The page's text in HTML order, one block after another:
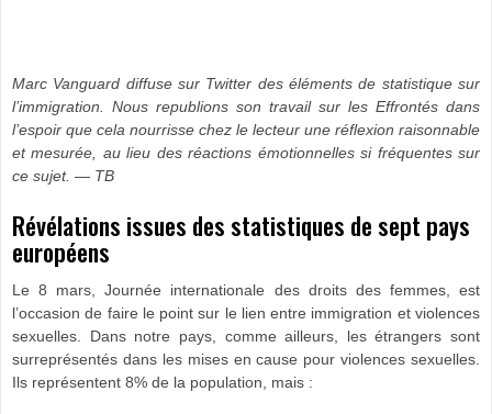
Marc Vanguard diffuse sur Twitter des éléments de statistique sur
l’immigration. Nous republions son travail sur les Effrontés dans
l’espoir que cela nourrisse chez le lecteur une réflexion raisonnable
et mesurée, au lieu des réactions émotionnelles si fréquentes sur
ce sujet. — TB
Révélations issues des statistiques de sept pays
européens
Le 8 mars, Journée internationale des droits des femmes, est
l’occasion de faire le point sur le lien entre immigration et violences
sexuelles. Dans notre pays, comme ailleurs, les étrangers sont
surreprésentés dans les mises en cause pour violences sexuelles.
Ils représentent 8% de la population, mais :